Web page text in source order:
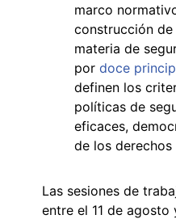
marco
construcción de
materia de
por doce
definen los
políticas de
eficaces,
de los derechos
Las sesiones de
entre el 11 de